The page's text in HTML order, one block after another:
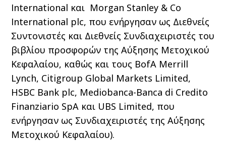
International και Morgan Stanley & Co
International plc, που ενήργησαν ως Διεθνείς
Συντονιστές και Διεθνείς Συνδιαχειριστές του
βιβλίου προσφορών της Αύξησης Μετοχικού
Κεφαλαίου, καθώς και τους BofA Merrill
Lynch, Citigroup Global Markets Limited,
HSBC Bank plc, Mediobanca-Banca di Credito
Finanziario SpA και UBS Limited, που
ενήργησαν ως Συνδιαχειριστές της Αύξησης
Μετοχικού Κεφαλαίου).